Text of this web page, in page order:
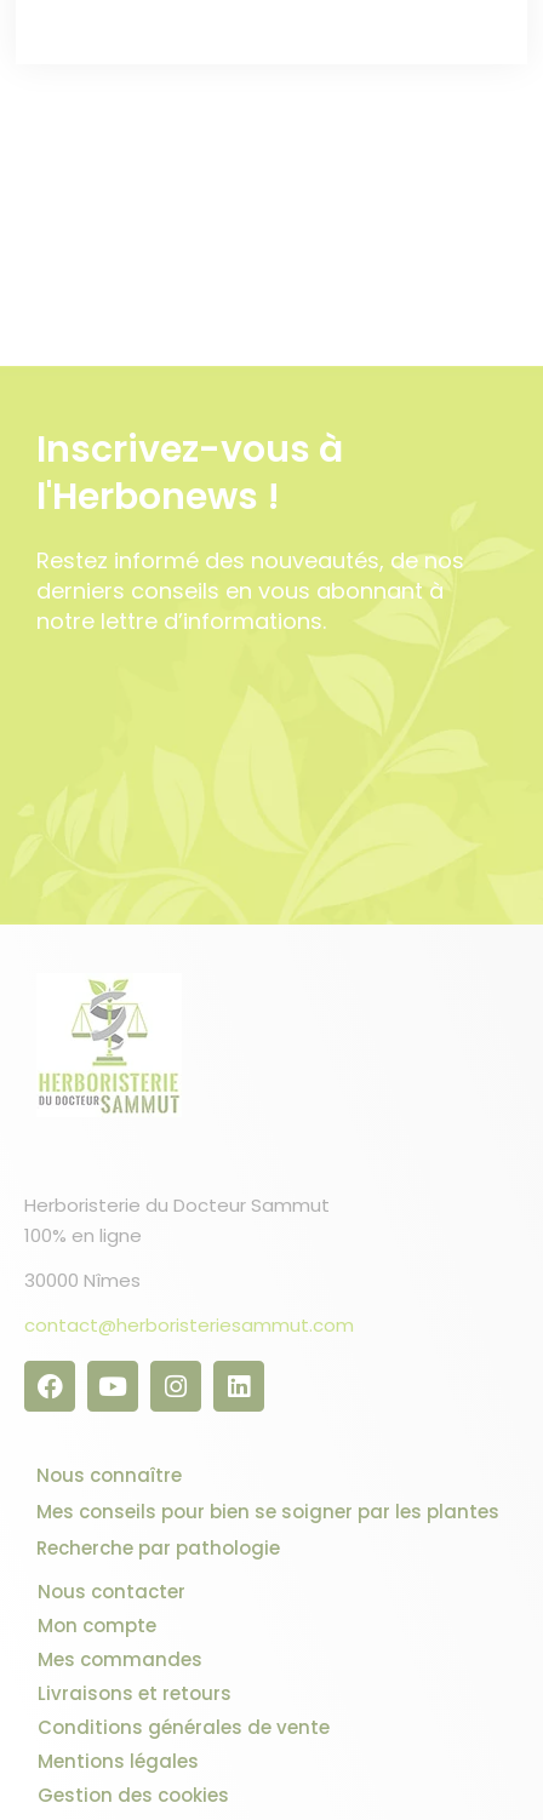
Inscrivez-vous à
l'Herbonews !
Restez informé des nouveautés, de nos
derniers conseils en vous abonnant à
notre lettre d’informations.
Herboristerie du Docteur Sammut
100% en ligne
30000 Nîmes
contact@herboristeriesammut.com
Nous connaître
Mes conseils pour bien se soigner par les plantes
Recherche par pathologie
Nous contacter
Mon compte
Mes commandes
Livraisons et retours
Conditions générales de vente
Mentions légales
Gestion des cookies